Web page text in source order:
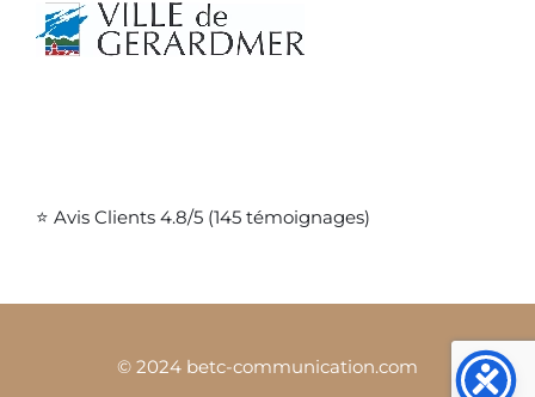
⭐ Avis Clients 4.8/5 (145 témoignages)
© 2024 betc-communication.com